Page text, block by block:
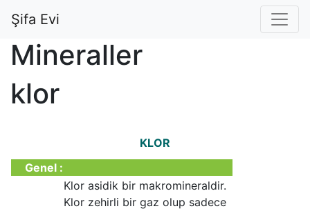
Şifa Evi
Mineraller
klor
KLOR
Genel :
Klor asidik bir makromineraldir.
Klor zehirli bir gaz olup sadece